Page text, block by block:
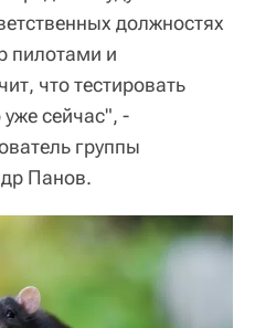
должностях
пилотами и
что тестировать
уже сейчас", -
группы
Панов.